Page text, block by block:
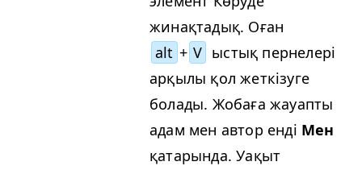
жинақтадық. Оған
alt + V ыстық пернелері
арқылы қол жеткізуге
болады. Жобаға жауапты
адам мен автор енді Мен
қатарында. Уақыт